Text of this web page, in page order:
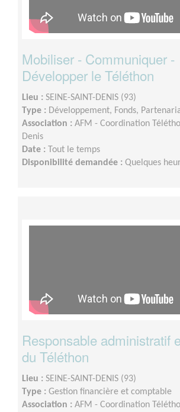
Mobiliser - Communiquer -
Développer le Téléthon
Lieu : SEINE-SAINT-DENIS (93)
Type : Développement, Fonds,
Association : AFM - Coordination
Denis
Date :
Tout le temps
Disponibilité demandée : Quelques
Responsable administratif
du Téléthon
Lieu : SEINE-SAINT-DENIS (93)
Type : Gestion financière et comptable
Association : AFM - Coordination